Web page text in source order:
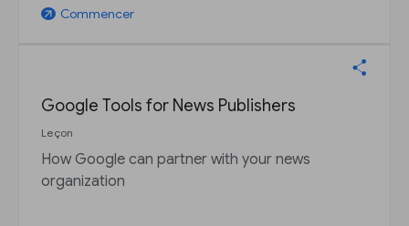
arrow_outward Commencer
Google Tools for News Publishers
Leçon
How Google can partner with your news
organization